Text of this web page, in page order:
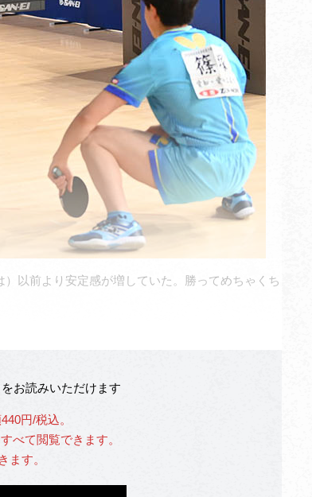
以前より安定感が増していた。勝ってめちゃくち
お読みいただけます
円/税込。
べて閲覧できます。
ます。